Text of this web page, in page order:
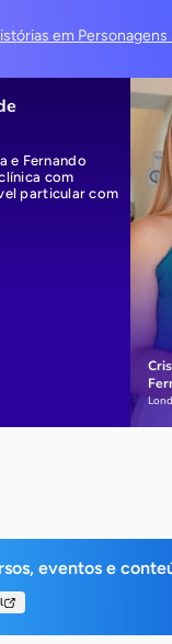
em Personagens
e Fernando
com
particular com
eventos e